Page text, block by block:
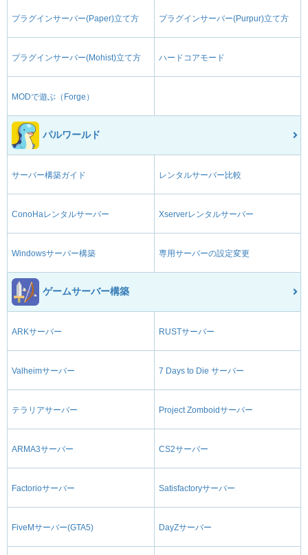
プラグインサーバー(Paper)立て方 プラグインサーバー(Purpur)立て方
プラグインサーバー(Mohist)立て方 ハードコアモード
MODで遊ぶ（Forge）
パルワールド
サーバー構築ガイド レンタルサーバー比較
ConoHaレンタルサーバー Xserverレンタルサーバー
Windowsサーバー構築 専用サーバーの設定変更
ゲームサーバー構築
ARKサーバー RUSTサーバー
Valheimサーバー 7 Days to Die サーバー
テラリアサーバー Project Zomboidサーバー
ARMA3サーバー CS2サーバー
Factorioサーバー Satisfactoryサーバー
FiveMサーバー(GTA5) DayZサーバー